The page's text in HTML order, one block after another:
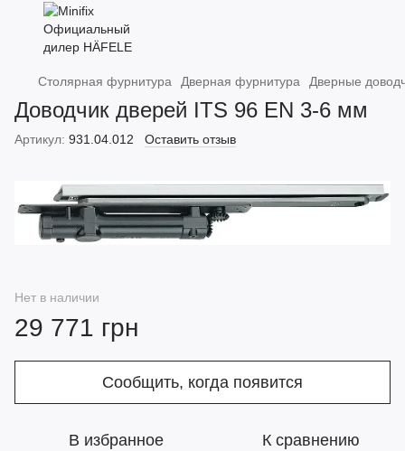
Столярная фурнитура Дверная фурнитура Дверные
Доводчик дверей ITS 96 EN 3-6 мм
Артикул: 931.04.012 Оставить отзыв
Нет в наличии
29 771 грн
Сообщить, когда появится
В избранное К сравнению